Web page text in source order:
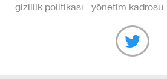
gizlilik politikası yönetim kadrosu